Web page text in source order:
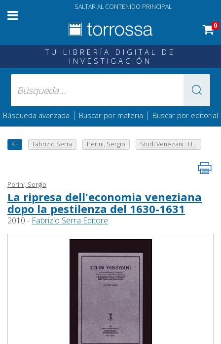
SALTAR AL CONTENIDO PRINCIPAL
0
TU LIBRERÍA DIGITAL DE
INVESTIGACIÓN
Búsqueda avanzada | Buscar por materia | Buscar por editorial
Fabrizio Serra Perini, Sergio Studi Veneziani : LI...
Perini, Sergio
La ripresa dell'economia veneziana
dopo la pestilenza del 1630-1631
2010 - Fabrizio Serra Editore